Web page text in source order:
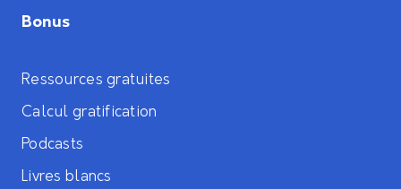
Bonus
Ressources gratuites
Calcul gratification
Podcasts
Livres blancs